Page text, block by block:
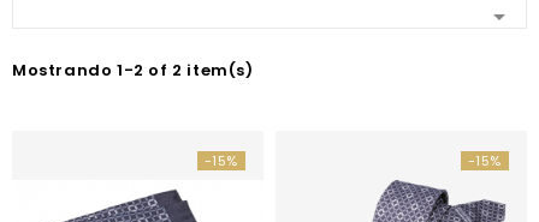

Mostrando 1-2 of 2 item(s)
-15% -15%